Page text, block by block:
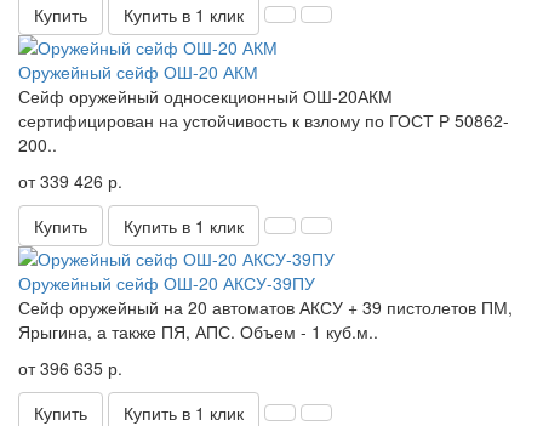
Купить
Купить в 1 клик
Оружейный сейф ОШ-20 АКМ
Сейф оружейный односекционный ОШ-20АКМ
сертифицирован на устойчивость к взлому по ГОСТ Р 50862-
200..
от 339 426 р.
Купить
Купить в 1 клик
Оружейный сейф ОШ-20 АКСУ-39ПУ
Сейф оружейный на 20 автоматов АКСУ + 39 пистолетов ПМ,
Ярыгина, а также ПЯ, АПС. Объем - 1 куб.м..
от 396 635 р.
Купить
Купить в 1 клик